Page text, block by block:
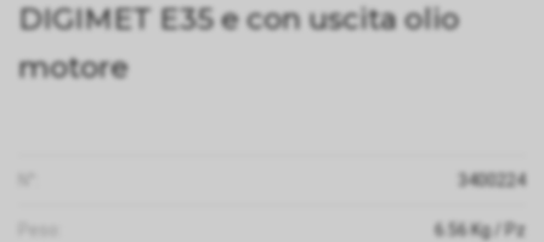
DIGIMET E35 e con uscita olio
motore
3400224
6.56 Kg / Pz